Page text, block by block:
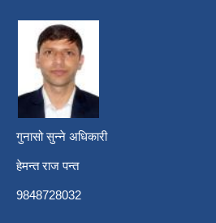
गुनासो सुन्ने अधिकारी
हेमन्त राज पन्त
9848728032